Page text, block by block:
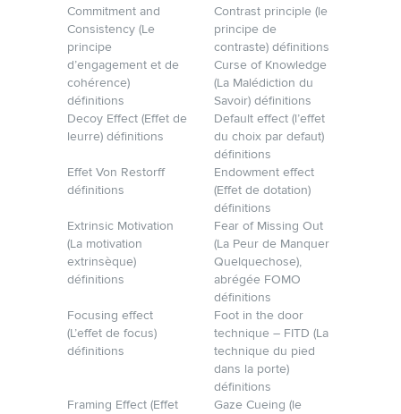
Commitment and
Consistency (Le
principe
d’engagement et de
cohérence)
définitions
Contrast principle (le
principe de
contraste) définitions
Curse of Knowledge
(La Malédiction du
Savoir) définitions
Decoy Effect (Effet de
leurre) définitions
Default effect (l’effet
du choix par defaut)
définitions
Effet Von Restorff
définitions
Endowment effect
(Effet de dotation)
définitions
Extrinsic Motivation
(La motivation
extrinsèque)
définitions
Fear of Missing Out
(La Peur de Manquer
Quelque­chose),
abrégée FOMO
définitions
Focusing effect
(L’effet de focus)
définitions
Foot in the door
technique – FITD (La
technique du pied
dans la porte)
définitions
Framing Effect (Effet
Gaze Cueing (le